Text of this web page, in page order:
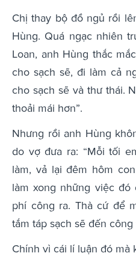
Chị thay bộ đồ ngủ rồi
Hùng. Quá ngạc nhiên
Loan, anh Hùng thắc
cho sạch sẽ, đi làm cả
cho sạch sẽ và thư thái.
thoải mái hơn”.
Nhưng rồi anh Hùng
do vợ đưa ra: “Mỗi tối
làm, vả lại đêm hôm
làm xong những việc đó
phí công ra. Thà cứ để
tắm táp sạch sẽ đến công
Chính vì cái lí luận đó mà